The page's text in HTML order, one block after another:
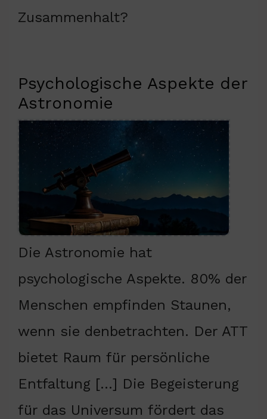
Zusammenhalt?
Psychologische Aspekte der
Astronomie
Die Astronomie hat
psychologische Aspekte. 80% der
Menschen empfinden Staunen,
wenn sie denbetrachten. Der ATT
bietet Raum für persönliche
Entfaltung […] Die Begeisterung
für das Universum fördert das